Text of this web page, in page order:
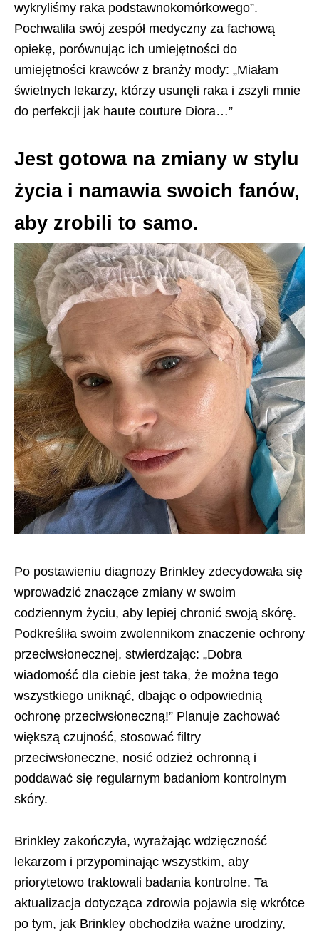
wykryliśmy raka podstawnokomórkowego”.
Pochwaliła swój zespół medyczny za fachową
opiekę, porównując ich umiejętności do
umiejętności krawców z branży mody: „Miałam
świetnych lekarzy, którzy usunęli raka i zszyli mnie
do perfekcji jak haute couture Diora…”
Jest gotowa na zmiany w stylu
życia i namawia swoich fanów,
aby zrobili to samo.
Po postawieniu diagnozy Brinkley zdecydowała się
wprowadzić znaczące zmiany w swoim
codziennym życiu, aby lepiej chronić swoją skórę.
Podkreśliła swoim zwolennikom znaczenie ochrony
przeciwsłonecznej, stwierdzając: „Dobra
wiadomość dla ciebie jest taka, że można tego
wszystkiego uniknąć, dbając o odpowiednią
ochronę przeciwsłoneczną!” Planuje zachować
większą czujność, stosować filtry
przeciwsłoneczne, nosić odzież ochronną i
poddawać się regularnym badaniom kontrolnym
skóry.
Brinkley zakończyła, wyrażając wdzięczność
lekarzom i przypominając wszystkim, aby
priorytetowo traktowali badania kontrolne. Ta
aktualizacja dotycząca zdrowia pojawia się wkrótce
po tym, jak Brinkley obchodziła ważne urodziny,